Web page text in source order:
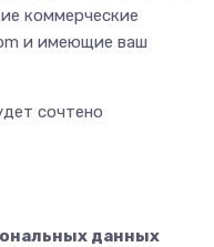
коммерческие
и имеющие ваш
сочтено
данных